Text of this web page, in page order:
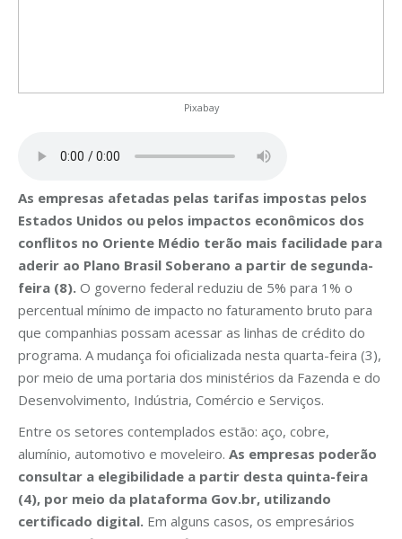
Pixabay
As empresas afetadas pelas tarifas impostas pelos
Estados Unidos ou pelos impactos econômicos dos
conflitos no Oriente Médio terão mais facilidade para
aderir ao Plano Brasil Soberano a partir de segunda-
feira (8). O governo federal reduziu de 5% para 1% o
percentual mínimo de impacto no faturamento bruto para
que companhias possam acessar as linhas de crédito do
programa. A mudança foi oficializada nesta quarta-feira (3),
por meio de uma portaria dos ministérios da Fazenda e do
Desenvolvimento, Indústria, Comércio e Serviços.
Entre os setores contemplados estão: aço, cobre,
alumínio, automotivo e moveleiro. As empresas poderão
consultar a elegibilidade a partir desta quinta-feira
(4), por meio da plataforma Gov.br, utilizando
certificado digital. Em alguns casos, os empresários